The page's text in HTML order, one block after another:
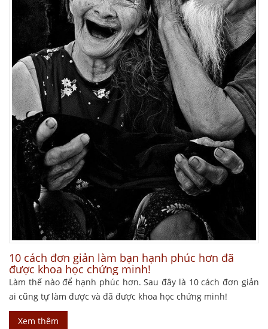
10 cách đơn giản làm bạn hạnh phúc hơn đã
được khoa học chứng minh!
Làm thế nào để hạnh phúc hơn. Sau đây là 10 cách đơn giản
ai cũng tự làm được và đã được khoa học chứng minh!
Xem thêm